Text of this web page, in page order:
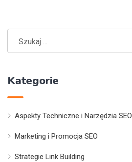
Kategorie
Aspekty Techniczne i Narzędzia SEO
Marketing i Promocja SEO
Strategie Link Building